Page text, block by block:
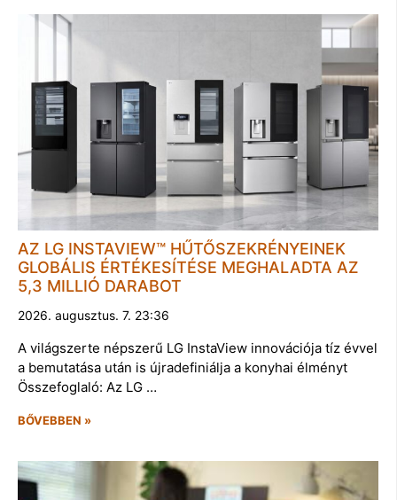
AZ LG INSTAVIEW™ HŰTŐSZEKRÉNYEINEK
GLOBÁLIS ÉRTÉKESÍTÉSE MEGHALADTA AZ
5,3 MILLIÓ DARABOT
2026. augusztus. 7. 23:36
A világszerte népszerű LG InstaView innovációja tíz évvel
a bemutatása után is újradefiniálja a konyhai élményt
Összefoglaló: Az LG …
BŐVEBBEN »